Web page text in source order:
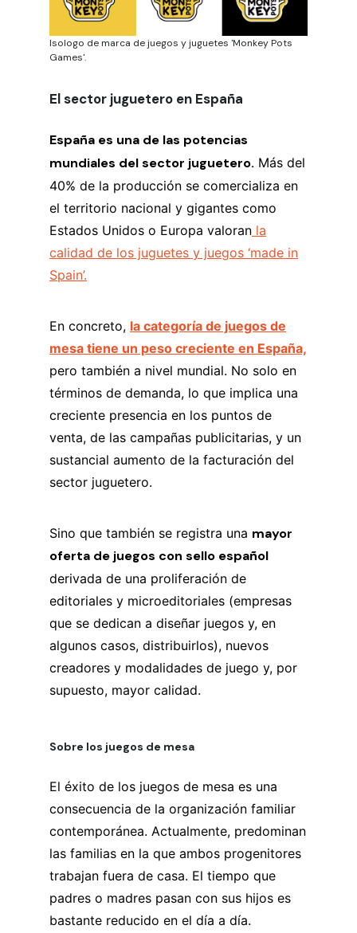
Isologo de marca de juegos y juguetes 'Monkey Pots
Games'.
El sector juguetero en España
España es una de las potencias
mundiales del sector juguetero. Más del
40% de la producción se comercializa en
el territorio nacional y gigantes como
Estados Unidos o Europa valoran la
calidad de los juguetes y juegos ‘made in
Spain’.
En concreto, la categoría de juegos de
mesa tiene un peso creciente en España,
pero también a nivel mundial. No solo en
términos de demanda, lo que implica una
creciente presencia en los puntos de
venta, de las campañas publicitarias, y un
sustancial aumento de la facturación del
sector juguetero.
Sino que también se registra una mayor
oferta de juegos con sello español
derivada de una proliferación de
editoriales y microeditoriales (empresas
que se dedican a diseñar juegos y, en
algunos casos, distribuirlos), nuevos
creadores y modalidades de juego y, por
supuesto, mayor calidad.
Sobre los juegos de mesa
El éxito de los juegos de mesa es una
consecuencia de la organización familiar
contemporánea. Actualmente, predominan
las familias en la que ambos progenitores
trabajan fuera de casa. El tiempo que
padres o madres pasan con sus hijos es
bastante reducido en el día a día.